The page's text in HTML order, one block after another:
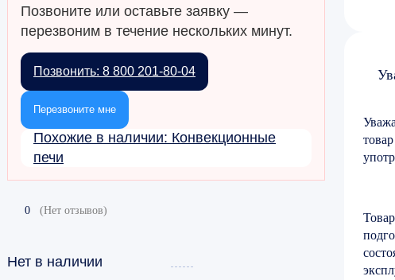
Позвоните или оставьте заявку —
перезвоним в течение нескольких минут.
Позвонить: 8 800 201-80-04
Перезвоните мне
Похожие в наличии: Конвекционные
печи
0 (Нет отзывов)
Нет в наличии